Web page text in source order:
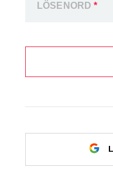
LÖSENORD*